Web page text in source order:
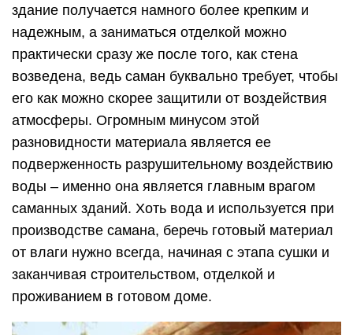
здание получается намного более крепким и
надежным, а заниматься отделкой можно
практически сразу же после того, как стена
возведена, ведь саман буквально требует, чтобы
его как можно скорее защитили от воздействия
атмосферы. Огромным минусом этой
разновидности материала является ее
подверженность разрушительному воздействию
воды – именно она является главным врагом
саманных зданий. Хоть вода и используется при
производстве самана, беречь готовый материал
от влаги нужно всегда, начиная с этапа сушки и
заканчивая строительством, отделкой и
проживанием в готовом доме.